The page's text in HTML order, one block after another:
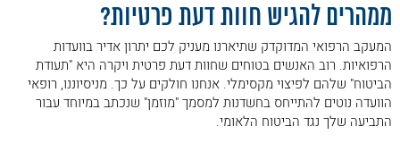
ממהרים להגיש חוות דעת פרטיות?
המעקב הרפואי המדוקדק שתיארנו מעניק לכם יתרון אדיר בוועדות
הרפואיות. רוב האנשים בטוחים שחוות דעת פרטית ויקרה היא "תעודת
הביטוח" שלהם לפיצוי מקסימלי. אנחנו חולקים על כך. מניסיוננו, רופאי
הוועדה נוטים להתייחס בחשדנות למסמך "מוזמן" שנכתב במיוחד עבור
התביעה שלך נגד הביטוח הלאומי.